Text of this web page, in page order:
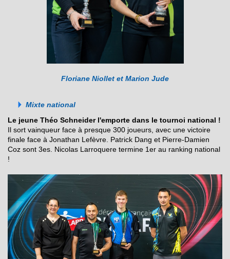
Floriane Niollet et Marion Jude
Mixte national
Le jeune Théo Schneider l'emporte dans le tournoi national !
Il sort vainqueur face à presque 300 joueurs, avec une victoire
finale face à Jonathan Lefèvre. Patrick Dang et Pierre-Damien
Coz sont 3es. Nicolas Larroquere termine 1er au ranking national
!